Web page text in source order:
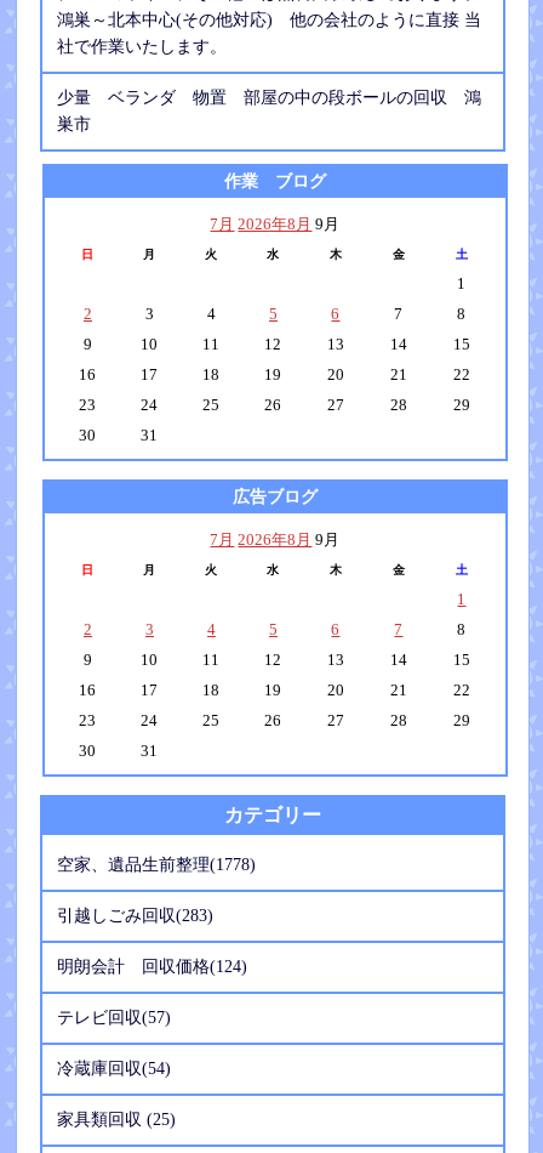
鴻巣～北本中心(その他対応) 他の会社のように直接 当
社で作業いたします。
少量 ベランダ 物置 部屋の中の段ボールの回収 鴻
巣市
作業 ブログ
7月 2026年8月 9月
日 月 火 水 木 金 土
1
2
3 4 5 6 7
8
9
10 11 12 13 14
15
16
17 18 19 20 21
22
23
24 25 26 27 28
29
30
31
広告ブログ
7月 2026年8月 9月
日 月 火 水 木 金 土
1
2
3 4 5 6 7
8
9
10 11 12 13 14
15
16
17 18 19 20 21
22
23
24 25 26 27 28
29
30
31
カテゴリー
空家、遺品生前整理(1778)
引越しごみ回収(283)
明朗会計 回収価格(124)
テレビ回収(57)
冷蔵庫回収(54)
家具類回収 (25)